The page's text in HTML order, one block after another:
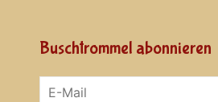
Buschtrommel abonnieren